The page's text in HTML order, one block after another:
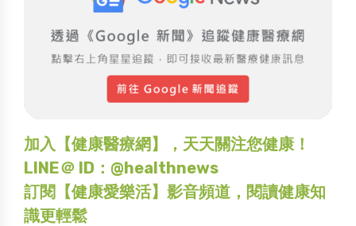
加入【健康醫療網】，天天關注您健康！
LINE＠ ID：@healthnews
訂閱【健康愛樂活】影音頻道，閱讀健康知
識更輕鬆